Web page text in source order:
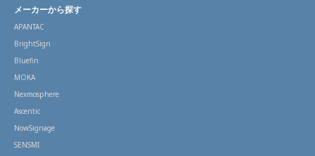
メーカーから探す
APANTAC
BrightSign
Bluefin
MOKA
Nexmosphere
Ascentic
NowSignage
SENSMI